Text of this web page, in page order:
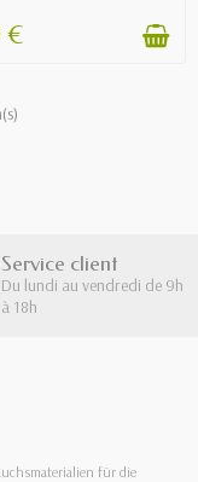
€
Service client
Du lundi au vendredi de 9h
à 18h
für die